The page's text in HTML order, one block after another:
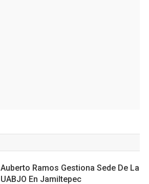
Auberto Ramos Gestiona Sede De La
UABJO En Jamiltepec